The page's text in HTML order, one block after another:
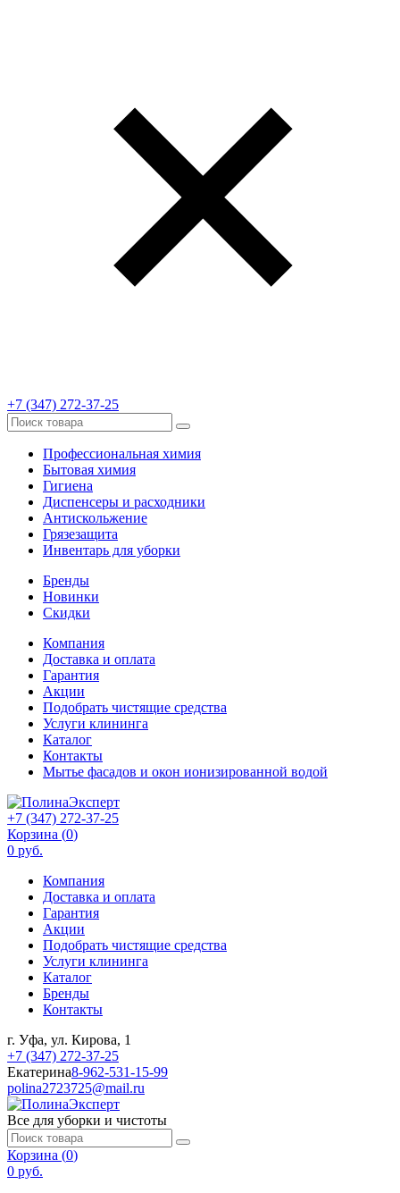
+7 (347) 272-37-25
Профессиональная химия
Бытовая химия
Гигиена
Диспенсеры и расходники
Антискольжение
Грязезащита
Инвентарь для уборки
Бренды
Новинки
Скидки
Компания
Доставка и оплата
Гарантия
Акции
Подобрать чистящие средства
Услуги клининга
Каталог
Контакты
Мытье фасадов и окон ионизированной водой
+7 (347) 272-37-25
Корзина (0)
0 руб.
Компания
Доставка и оплата
Гарантия
Акции
Подобрать чистящие средства
Услуги клининга
Каталог
Бренды
Контакты
г. Уфа, ул. Кирова, 1
+7 (347) 272-37-25
Екатерина8-962-531-15-99
polina2723725@mail.ru
Все для уборки и чистоты
Корзина (0)
0 руб.